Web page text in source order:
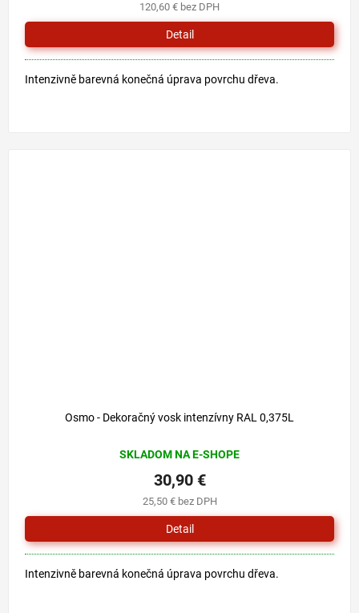
120,60 € bez DPH
Detail
Intenzivně barevná konečná úprava povrchu dřeva.
Osmo - Dekoračný vosk intenzívny RAL 0,375L
SKLADOM NA E-SHOPE
25,50 € bez DPH
30,90 €
Detail
Intenzivně barevná konečná úprava povrchu dřeva.